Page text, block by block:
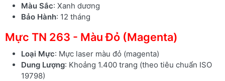
Màu Sắc: Xanh dương
Bảo Hành: 12 tháng
Mực TN 263 - Màu Đỏ (Magenta)
Loại Mực: Mực laser màu đỏ (magenta)
Dung Lượng: Khoảng 1.400 trang (theo tiêu chuẩn ISO
19798)